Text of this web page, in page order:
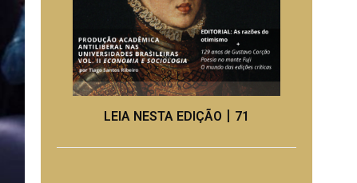
LEIA NESTA EDIÇÃO丨71